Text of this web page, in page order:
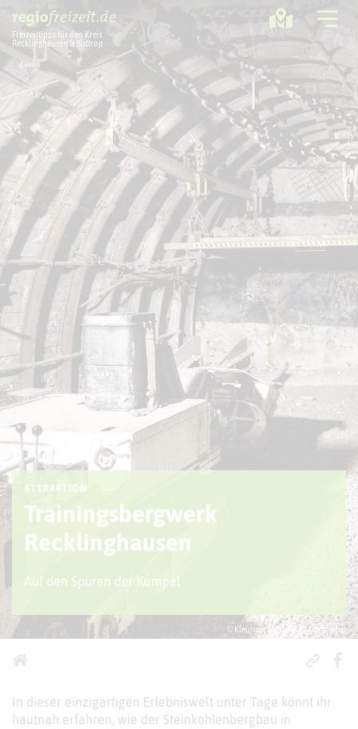
Freizeittipps für den Kreis
Recklinghausen & Bottrop
Ausflugstipps
Sport + Bewegung
Aktuelles
Freizeitregion
© Kleunam (Wikimedia Commons)
ATTRAKTION
Trainingsbergwerk
Recklinghausen
Auf den Spuren der Kumpel
In dieser einzigartigen Erlebniswelt unter Tage könnt ihr
hautnah erfahren, wie der Steinkohlenbergbau in